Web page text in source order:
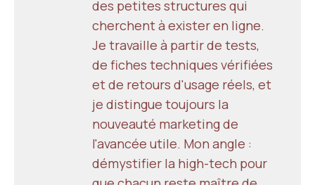
des petites structures qui
cherchent à exister en ligne.
Je travaille à partir de tests,
de fiches techniques vérifiées
et de retours d'usage réels, et
je distingue toujours la
nouveauté marketing de
l'avancée utile. Mon angle :
démystifier la high-tech pour